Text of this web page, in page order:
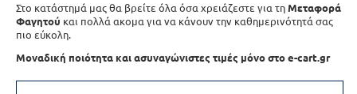
Στο κατάστημά μας θα βρείτε όλα όσα χρειάζεστε για τηΜεταφορά
Φαγητού και πολλά ακομα για να κάνουν την καθημερινότητά σας
πιο εύκολη.
Μοναδική ποιότητα και ασυναγώνιστες τιμές μόνο στο e-cart.gr